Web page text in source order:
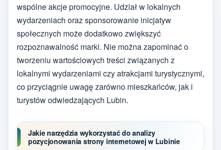
wspólne akcje promocyjne. Udział w lokalnych
wydarzeniach oraz sponsorowanie inicjatyw
społecznych może dodatkowo zwiększyć
rozpoznawalność marki. Nie można zapominać o
tworzeniu wartościowych treści związanych z
lokalnymi wydarzeniami czy atrakcjami turystycznymi,
co przyciągnie uwagę zarówno mieszkańców, jak i
turystów odwiedzających Lubin.
Jakie narzędzia wykorzystać do analizy
pozycjonowania strony internetowej w Lubinie